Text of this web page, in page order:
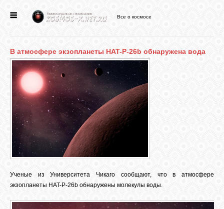
НОВОСТИ
ФОРУМ
СТАТЬИ
ФАЙЛЫ
ВИДЕО
Все о космосе
В атмосфере экзопланеты HAT-P-26b обнаружена вода
Ученые из Университета Чикаго сообщают, что в атмосфере
экзопланеты HAT-P-26b обнаружены молекулы воды.